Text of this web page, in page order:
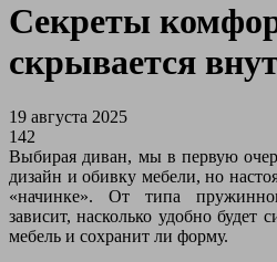
Секреты
скрывается
19 августа 2025
142
Выбирая диван, мы в первую
дизайн и обивку мебели, но
«начинке». От типа
зависит, насколько удобно будет
мебель и сохранит ли форму.